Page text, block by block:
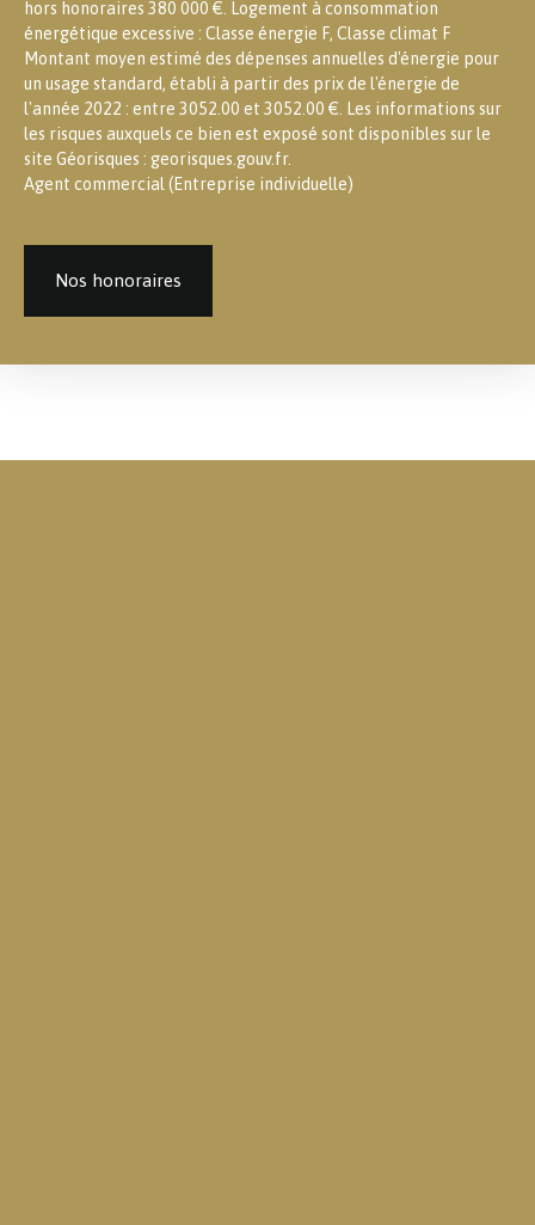
hors honoraires 380 000 €. Logement à consommation
énergétique excessive : Classe énergie F, Classe climat F
Montant moyen estimé des dépenses annuelles d'énergie pour
un usage standard, établi à partir des prix de l'énergie de
l'année 2022 : entre 3052.00 et 3052.00 €. Les informations sur
les risques auxquels ce bien est exposé sont disponibles sur le
site Géorisques : georisques.gouv.fr.
Agent commercial (Entreprise individuelle)
Nos honoraires